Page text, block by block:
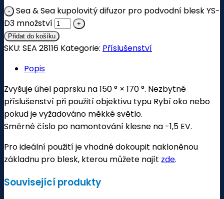
Sea & Sea kupolovitý difuzor pro podvodní blesk YS-
D3 množství
Přidat do košíku
SKU: SEA 28116 Kategorie: Příslušenství
Popis
Zvyšuje úhel paprsku na 150 ° × 170 °. Nezbytné
příslušenství při použití objektivu typu Rybí oko nebo
pokud je vyžadováno měkké světlo.
Směrné číslo po namontování klesne na -1,5 EV.
Pro ideální použití je vhodné dokoupit nakloněnou
základnu pro blesk, kterou můžete najít zde.
Související produkty